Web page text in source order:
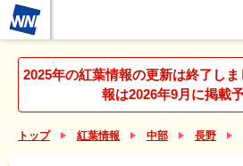
紅葉レーダー 紅葉ニュース 京都 見頃カ
2025年の紅葉情報の更新は終了し
報は2026年9月に掲載
トップ 紅葉情報 中部 長野